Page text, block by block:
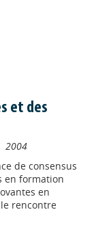
et des
2004
de consensus
en formation
en
rencontre